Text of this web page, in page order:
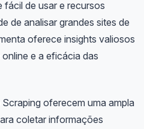
fácil de usar e recursos
de analisar grandes sites de
oferece insights valiosos
e a eficácia das
oferecem uma ampla
coletar informações